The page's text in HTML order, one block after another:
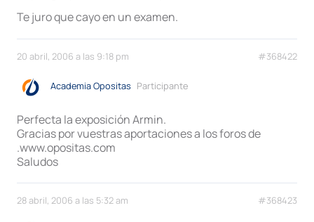
Te juro que cayo en un examen.
20 abril, 2006 a las 9:18 pm #368422
Academia Opositas Participante
Perfecta la exposición Armin.
Gracias por vuestras aportaciones a los foros de
.www.opositas.com
Saludos
28 abril, 2006 a las 5:32 am #368423